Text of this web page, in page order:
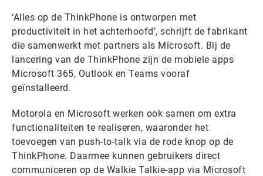
‘Alles op de ThinkPhone is ontworpen met
productiviteit in het achterhoofd’, schrijft de fabrikant
die samenwerkt met partners als Microsoft. Bij de
lancering van de ThinkPhone zijn de mobiele apps
Microsoft 365, Outlook en Teams vooraf
geïnstalleerd.
Motorola en Microsoft werken ook samen om extra
functionaliteiten te realiseren, waaronder het
toevoegen van push-to-talk via de rode knop op de
ThinkPhone. Daarmee kunnen gebruikers direct
communiceren op de Walkie Talkie-app via Microsoft